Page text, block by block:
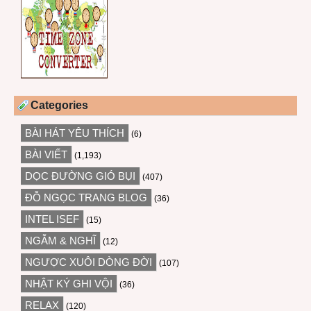
Categories
BÀI HÁT YÊU THÍCH (6)
BÀI VIẾT (1,193)
DỌC ĐƯỜNG GIÓ BỤI (407)
ĐỖ NGỌC TRANG BLOG (36)
INTEL ISEF (15)
NGẪM & NGHĨ (12)
NGƯỢC XUÔI DÒNG ĐỜI (107)
NHẬT KÝ GHI VỘI (36)
RELAX (120)